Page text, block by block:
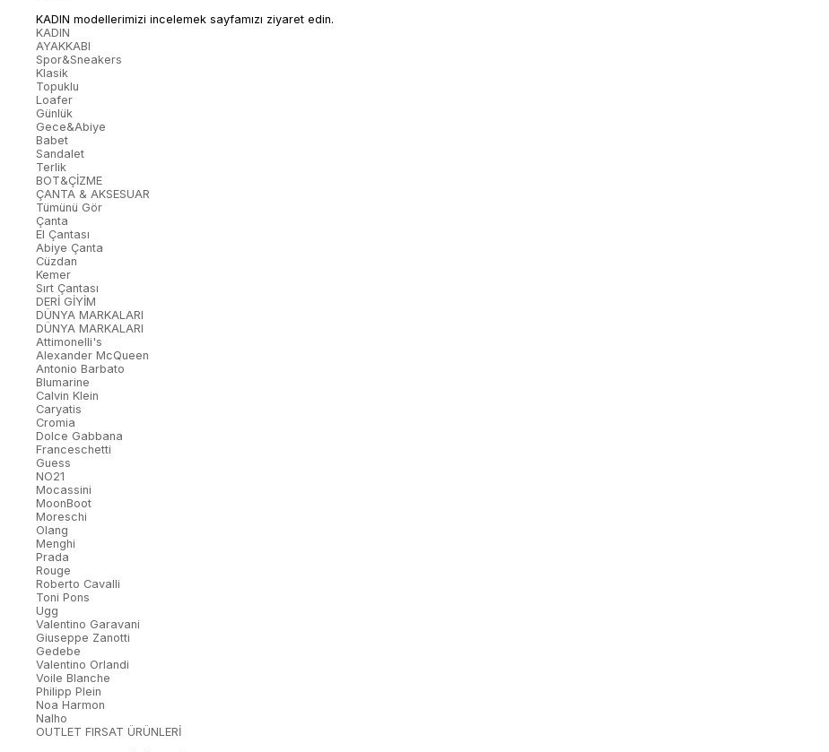
KADIN modellerimizi incelemek sayfamızı ziyaret edin.
KADIN
AYAKKABI
Spor&Sneakers
Klasik
Topuklu
Loafer
Günlük
Gece&Abiye
Babet
Sandalet
Terlik
BOT&ÇİZME
ÇANTA & AKSESUAR
Tümünü Gör
Çanta
El Çantası
Abiye Çanta
Cüzdan
Kemer
Sırt Çantası
DERİ GİYİM
DÜNYA MARKALARI
DÜNYA MARKALARI
Attimonelli's
Alexander McQueen
Antonio Barbato
Blumarine
Calvin Klein
Caryatis
Cromia
Dolce Gabbana
Franceschetti
Guess
NO21
Mocassini
MoonBoot
Moreschi
Olang
Menghi
Prada
Rouge
Roberto Cavalli
Toni Pons
Ugg
Valentino Garavani
Giuseppe Zanotti
Gedebe
Valentino Orlandi
Voile Blanche
Philipp Plein
Noa Harmon
Nalho
OUTLET FIRSAT ÜRÜNLERİ